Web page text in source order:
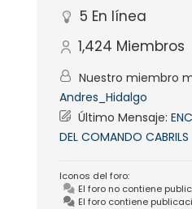
5 En línea
1,424 Miembros
Nuestro miembro
Andres_Hidalgo
Último Mensaje:
DEL COMANDO CABRILS
Iconos del foro:
El foro no contiene
El foro contiene